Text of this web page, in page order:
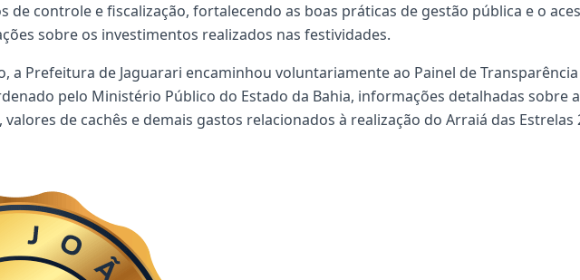
de controle e fiscalização, fortalecendo as boas práticas de gestão pública e o
sobre os investimentos realizados nas festividades.
a Prefeitura de Jaguarari encaminhou voluntariamente ao Painel de
pelo Ministério Público do Estado da Bahia, informações detalhadas sobre
de cachês e demais gastos relacionados à realização do Arraiá das Estrelas